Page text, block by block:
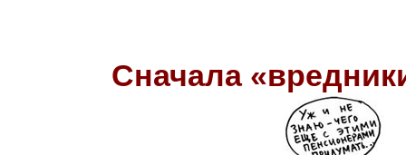
Сначала